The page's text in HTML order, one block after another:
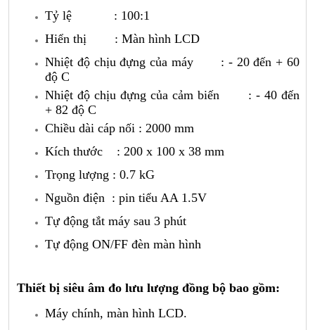
Tỷ lệ : 100:1
Hiển thị : Màn hình LCD
Nhiệt độ chịu đựng của máy : - 20 đến + 60
độ C
Nhiệt độ chịu đựng của cảm biến : - 40 đến
+ 82 độ C
Chiều dài cáp nối : 2000 mm
Kích thước : 200 x 100 x 38 mm
Trọng lượng : 0.7 kG
Nguồn điện : pin tiểu AA 1.5V
Tự động tắt máy sau 3 phút
Tự động ON/FF đèn màn hình
Thiết bị siêu âm đo lưu lượng đồng bộ bao gồm:
Máy chính, màn hình LCD.